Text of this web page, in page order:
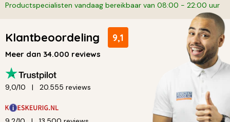
Productspecialisten vandaag bereikbaar van 08:00 - 22:00 uur
Klantbeoordeling 9,1
Meer dan 34.000 reviews
9,0/10 20.555 reviews